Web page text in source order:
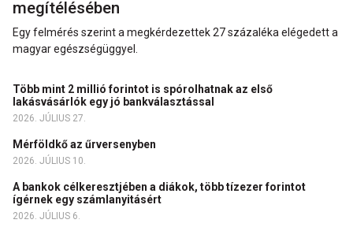
megítélésében
Egy felmérés szerint a megkérdezettek 27 százaléka elégedett a
magyar egészségüggyel.
Több mint 2 millió forintot is spórolhatnak az első
lakásvásárlók egy jó bankválasztással
2026. JÚLIUS 27.
Mérföldkő az űrversenyben
2026. JÚLIUS 10.
A bankok célkeresztjében a diákok, több tízezer forintot
ígérnek egy számlanyitásért
2026. JÚLIUS 6.